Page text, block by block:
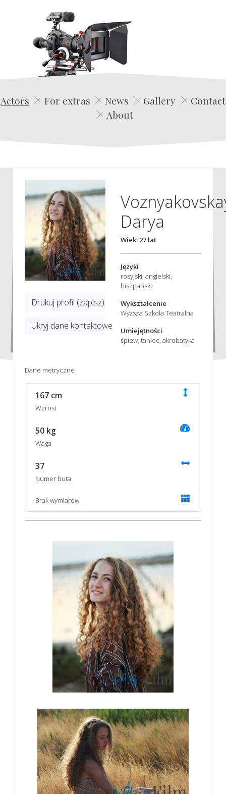
Edwin Film Agencja Aktorska
Actors For extras News Gallery
Contact
About
Drukuj profil (zapisz)
Ukryj dane kontaktowe
Darya
Wiek: 27 lat
Języki
rosyjski, angielski,
hiszpański
Wykształcenie
Wyższa Szkoła Teatralna
Umiejętności
śpiew, taniec, akrobatyka
Dane metryczne
167 cm
Wzrost
50 kg
Waga
37
Numer buta
Brak wymiarów